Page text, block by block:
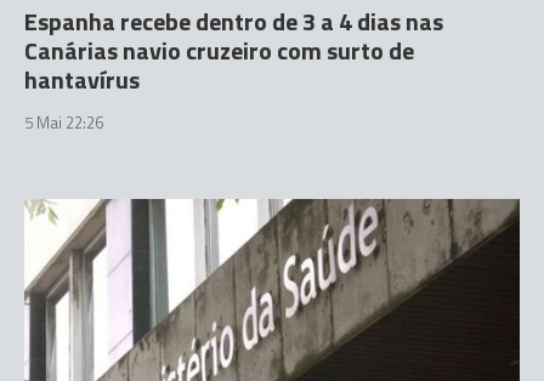
Espanha recebe dentro de 3 a 4 dias nas
Canárias navio cruzeiro com surto de
hantavírus
5 Mai 22:26